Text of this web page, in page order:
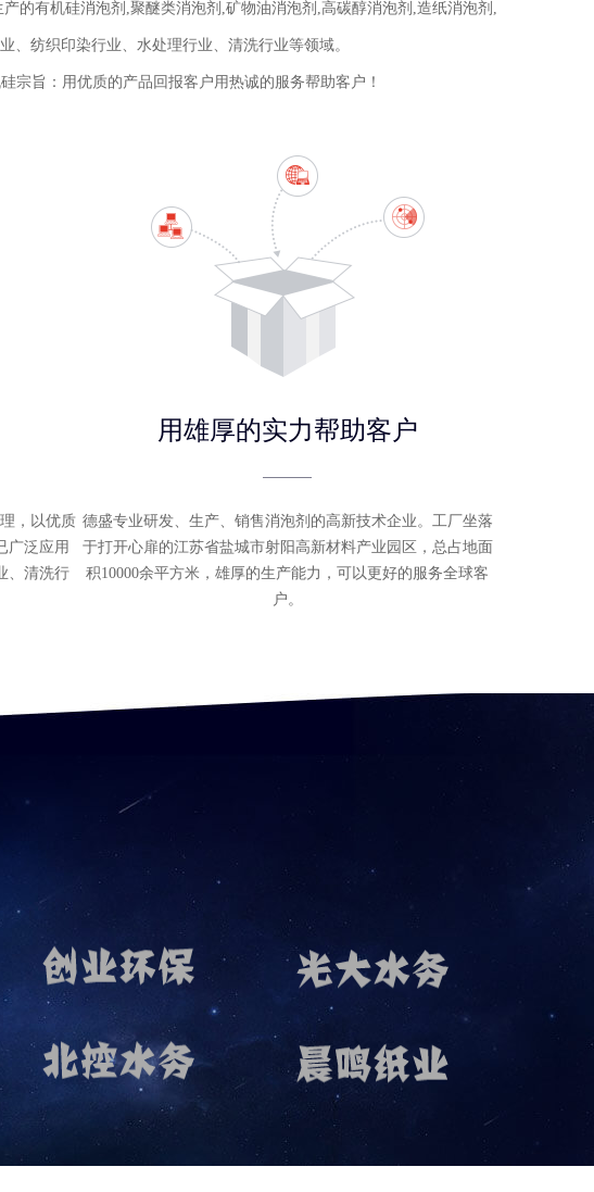
的有机硅消泡剂,聚醚类消泡剂,矿物油消泡剂,高碳醇消泡剂,造纸消泡剂,
纺织印染行业、水处理行业、清洗行业等领域。
宗旨：用优质的产品回报客户用热诚的服务帮助客户！
，以优质
广泛应用
、清洗行
用雄厚的实力帮助客户
德盛专业研发、生产、销售消泡剂的高新技术企业。工厂坐落
于打开心扉的江苏省盐城市射阳高新材料产业园区，总占地面
积10000余平方米，雄厚的生产能力，可以更好的服务全球客
户。